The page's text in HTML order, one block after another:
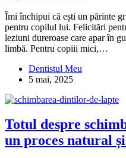
Îmi închipui că ești un părinte
pentru copilul lui. Felicitări
leziuni dureroase care apar în
limbă. Pentru copiii mici,…
Dentistul Meu
5 mai, 2025
Totul despre
un proces natural